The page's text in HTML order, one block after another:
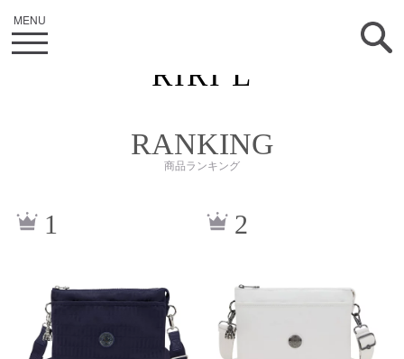
RIRI L
RANKING
商品ランキング
1 2